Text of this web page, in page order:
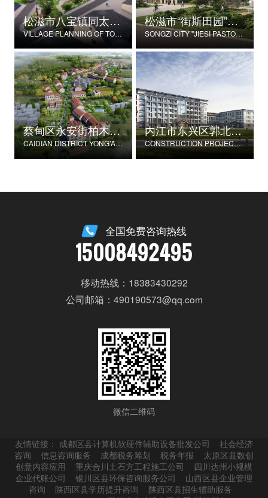
松滋市八宝镇同太湖村村庄规划
VILLAGE PLANNING OF TONGTAIHU VILLAGE, BABAO TOWN, SONGZI CITY
松滋市“街斯田园”美丽乡村示范片建设项目
SONGZI CITY "JIESI PASTORAL" BEAUTIFUL RURAL DEMONSTRATION FILM CONSTRUCTION PROJECT
蔡甸区永安街柏木村郭家庄湾省级美丽乡村试点建设项目
CAIDIAN DISTRICT YONG'AN STREET CYPRESS VILLAGE GUOJIAZHUANG BAY PROVINCIAL BEAUTIFUL VILLAGE PILOT CONSTRUCTION PROJECT
内江市东兴区郭北养老服务中心建设项目
CONSTRUCTION PROJECT OF GUOBEI ELDERLY SERVICE CENTER IN DONGXING DISTRICT, NEIJIANG CITY
全国免费咨询热线
15008492495
移动热线：18383430292
公司邮箱：490190573@qq.com
微信二维码
友情链接： 成都区县计算机软硬件辅助设备批发公司
社会经济
咨询
信息咨询服务 成都税务筹划 税务年报
太原区县数创
创意内容应用
重庆合川土石方工程施工公司
四川达州小规模
企业代账公司
银川区县环保咨询服务公司
山西区县企业管理
咨询
陕西区县学历提升咨询
陕西区县招生辅助服务